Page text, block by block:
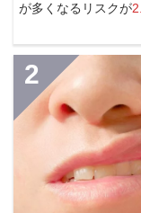
が多くなるリスクが
2